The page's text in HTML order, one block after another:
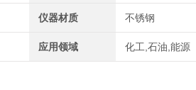
仪器材质 不锈钢
应用领域 化工,石油,能源